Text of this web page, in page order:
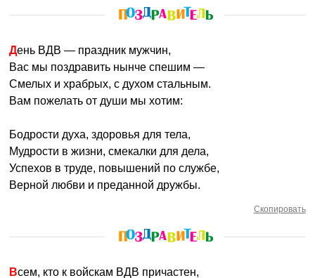
День ВДВ — праздник мужчин,
Вас мы поздравить нынче спешим —
Смелых и храбрых, с духом стальным.
Вам пожелать от души мы хотим:
Бодрости духа, здоровья для тела,
Мудрости в жизни, смекалки для дела,
Успехов в труде, повышений по службе,
Верной любви и преданной дружбы.
Скопировать
Всем, кто к войскам ВДВ причастен,